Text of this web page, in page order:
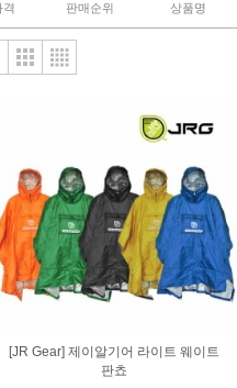
격 판매순위 상품명
[JR Gear] 제이알기어 라이트 웨이트
판쵸